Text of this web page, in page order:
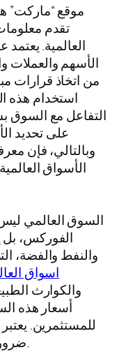
موقع “ماركت”
تقدم
العالمية.
الأسهم والعملات
من اتخاذ قرارات
استخدام هذه
التفاعل مع السوق
على تحديد
وبالتالي، فإن
الأسواق
السوق العالمي
الفوركس،
والنفط والفضة،
اسواق
والكوارث
أسعار هذه
للمستثمرين.
ضرورياً للحفاظ على ميزة تنافسية.